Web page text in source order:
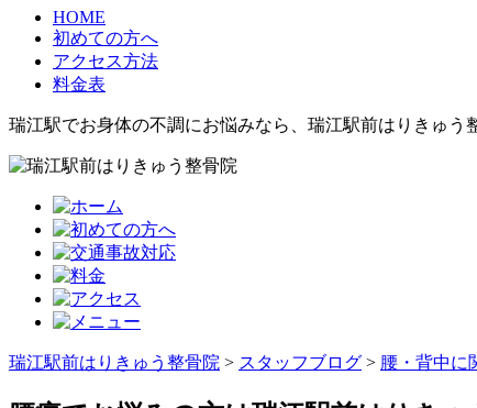
HOME
初めての方へ
アクセス方法
料金表
瑞江駅でお身体の不調にお悩みなら、瑞江駅前はりきゅう
瑞江駅前はりきゅう整骨院 > スタッフブログ > 腰・背中に